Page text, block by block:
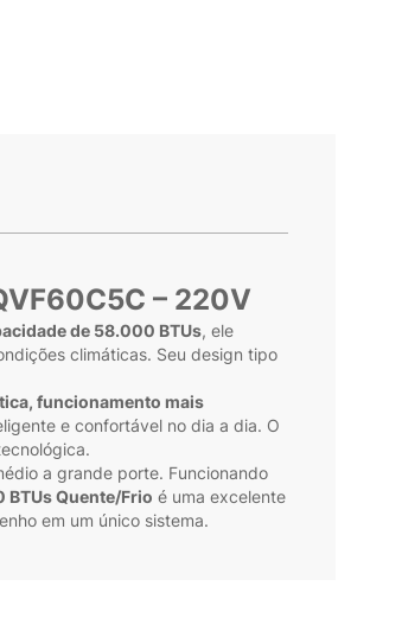
– 220V
de 58.000 BTUs, ele
climáticas. Seu design tipo
funcionamento mais
e confortável no dia a dia. O
a grande porte. Funcionando
Quente/Frio é uma excelente
em um único sistema.